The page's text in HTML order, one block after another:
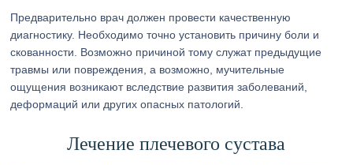
Предварительно врач должен провести качественную
диагностику. Необходимо точно установить причину боли и
скованности. Возможно причиной тому служат предыдущие
травмы или повреждения, а возможно, мучительные
ощущения возникают вследствие развития заболеваний,
деформаций или других опасных патологий.
Лечение плечевого сустава